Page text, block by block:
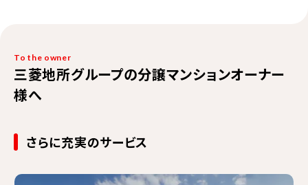
To the owner
三菱地所グループの分譲マンションオーナー
様へ
さらに充実のサービス